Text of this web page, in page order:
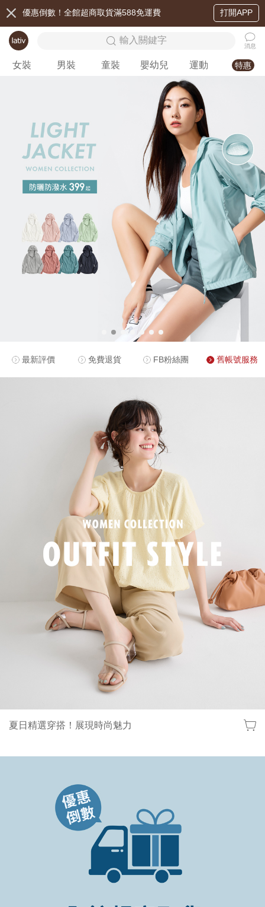
優惠倒數！全館超商取貨滿588免運費 打開APP
輸入關鍵字
消息
女裝 男裝 童裝 嬰幼兒 運動 特惠
最新評價 免費退貨 FB粉絲團 舊帳號服務
夏日精選穿搭！展現時尚魅力